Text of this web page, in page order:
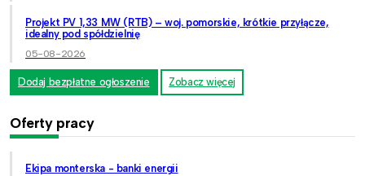
Projekt PV 1,33 MW (RTB) – woj. pomorskie, krótkie przyłącze,
idealny pod spółdzielnię
05-08-2026
Dodaj bezpłatne ogłoszenie Zobacz więcej
Oferty pracy
Ekipa monterska - banki energii